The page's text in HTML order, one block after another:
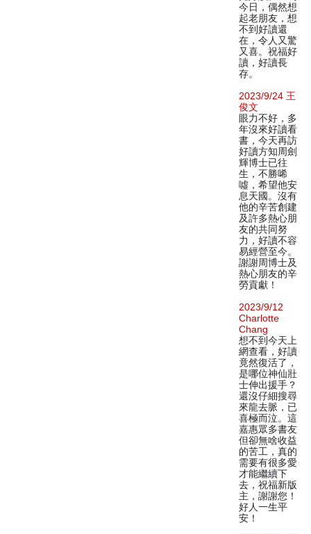
今日，偶然想
起老朋友，想
不到好讀還
在，令人又驚
又喜。祝福好
讀，好讀長
存。
2023/9/24 王
俊文
眼力不好，多
年沒來好讀看
書，今天再訪
好讀方知周劍
輝博士已往
生，不勝唏
噓，希望他安
息天國。沒有
他的辛苦創建
及許多熱心朋
友的共同努
力，好讀不容
易經營至今。
謝謝周博士及
熱心朋友的辛
勞貢獻！
2023/9/12
Charlotte
Chang
想不到今天上
網查看，好讀
竟然復活了，
是哪位神仙壯
士伸出援手？
還沒仔細搜尋
來龍去脈，已
喜極而泣。這
嘉惠眾多書友
但卻無啥收益
的苦工，真的
需要有很多愛
才能繼續下
去，祝福新版
主，謝謝您！
好人一生平
安！